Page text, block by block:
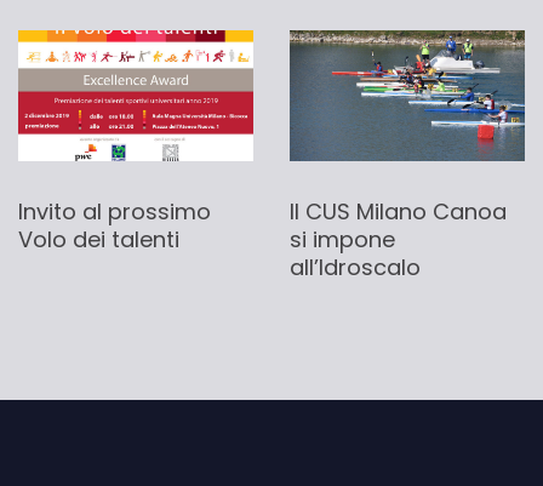
Invito al prossimo
Volo dei talenti
Il CUS Milano Canoa
si impone
all’Idroscalo